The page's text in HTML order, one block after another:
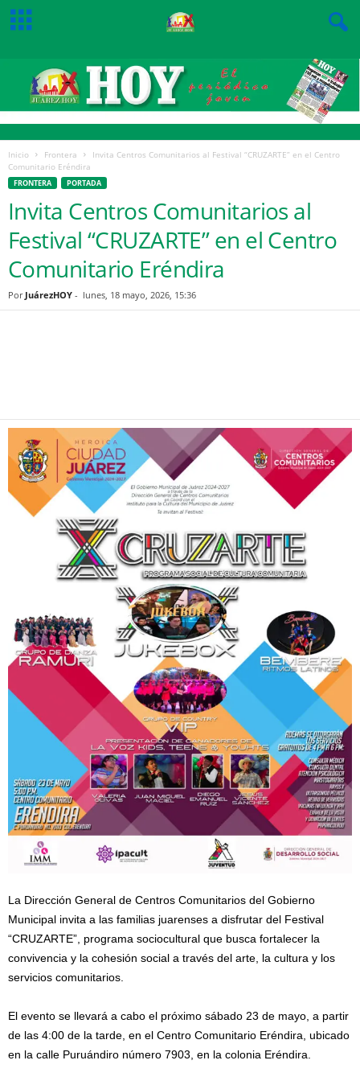
Inicio Frontera
Invita Centros Comunitarios al Festival “CRUZARTE” en el Centro
Comunitario Eréndira
FRONTERA PORTADA
Invita Centros Comunitarios al
Festival “CRUZARTE” en el Centro
Comunitario Eréndira
Por JuárezHOY - lunes, 18 mayo, 2026, 15:36
La Dirección General de Centros Comunitarios del Gobierno
Municipal invita a las familias juarenses a disfrutar del Festival
“CRUZARTE”, programa sociocultural que busca fortalecer la
convivencia y la cohesión social a través del arte, la cultura y los
servicios comunitarios.
El evento se llevará a cabo el próximo sábado 23 de mayo, a partir
de las 4:00 de la tarde, en el Centro Comunitario Eréndira, ubicado
en la calle Puruándiro número 7903, en la colonia Eréndira.